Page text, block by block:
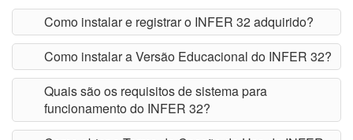
Como instalar e registrar o INFER 32 adquirido?
Como instalar a Versão Educacional do INFER 32?
Quais são os requisitos de sistema para
funcionamento do INFER 32?